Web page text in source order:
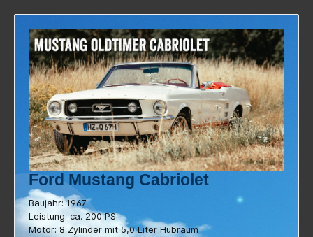
Ford Mustang Cabriolet
Baujahr: 1967
Leistung: ca. 200 PS
Motor: 8 Zylinder mit 5,0 Liter Hubraum